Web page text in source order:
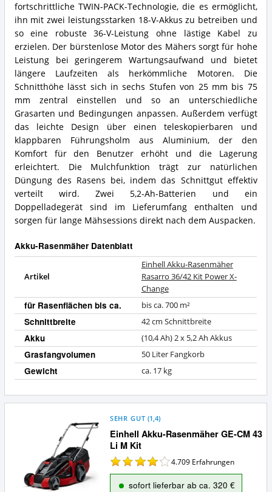
fortschrittliche TWIN-PACK-Technologie, die es ermöglicht,
ihn mit zwei leistungsstarken 18-V-Akkus zu betreiben und
so eine robuste 36-V-Leistung ohne lästige Kabel zu
erzielen. Der bürstenlose Motor des Mähers sorgt für hohe
Leistung bei geringerem Wartungsaufwand und bietet
längere Laufzeiten als herkömmliche Motoren. Die
Schnitthöhe lässt sich in sechs Stufen von 25 mm bis 75
mm zentral einstellen und so an unterschiedliche
Grasarten und Bedingungen anpassen. Außerdem verfügt
das leichte Design über einen teleskopierbaren und
klappbaren Führungsholm aus Aluminium, der den
Komfort für den Benutzer erhöht und die Lagerung
erleichtert. Die Mulchfunktion trägt zur natürlichen
Düngung des Rasens bei, indem das Schnittgut effektiv
verteilt wird. Zwei 5,2-Ah-Batterien und ein
Doppelladegerät sind im Lieferumfang enthalten und
sorgen für lange Mähsessions direkt nach dem Auspacken.
Akku-Rasenmäher Datenblatt
Artikel
Einhell Akku-Rasenmäher
Rasarro 36/42 Kit Power X-
Change
für Rasenflächen bis ca. bis ca. 700 m²
Schnittbreite 42 cm Schnittbreite
Akku (10,4 Ah) 2 x 5,2 Ah Akkus
Grasfangvolumen 50 Liter Fangkorb
Gewicht ca. 17 kg
Einhell Akku-Rasenmäher GE-CM 43
Li M Kit
SEHR GUT (1,4)
4.709 Erfahrungen
sofort lieferbar ab ca. 320 €